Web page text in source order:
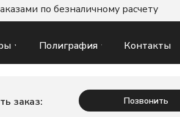
Полиграфия Контакты
по безналичному расчету
Позвонить
заказ: